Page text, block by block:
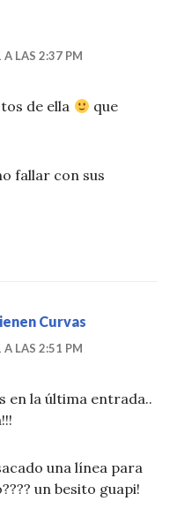
A LAS 2:37 PM
de ella
que
fallar con sus
Curvas
A LAS 2:51 PM
en la última entrada..
una línea para
un besito guapi!